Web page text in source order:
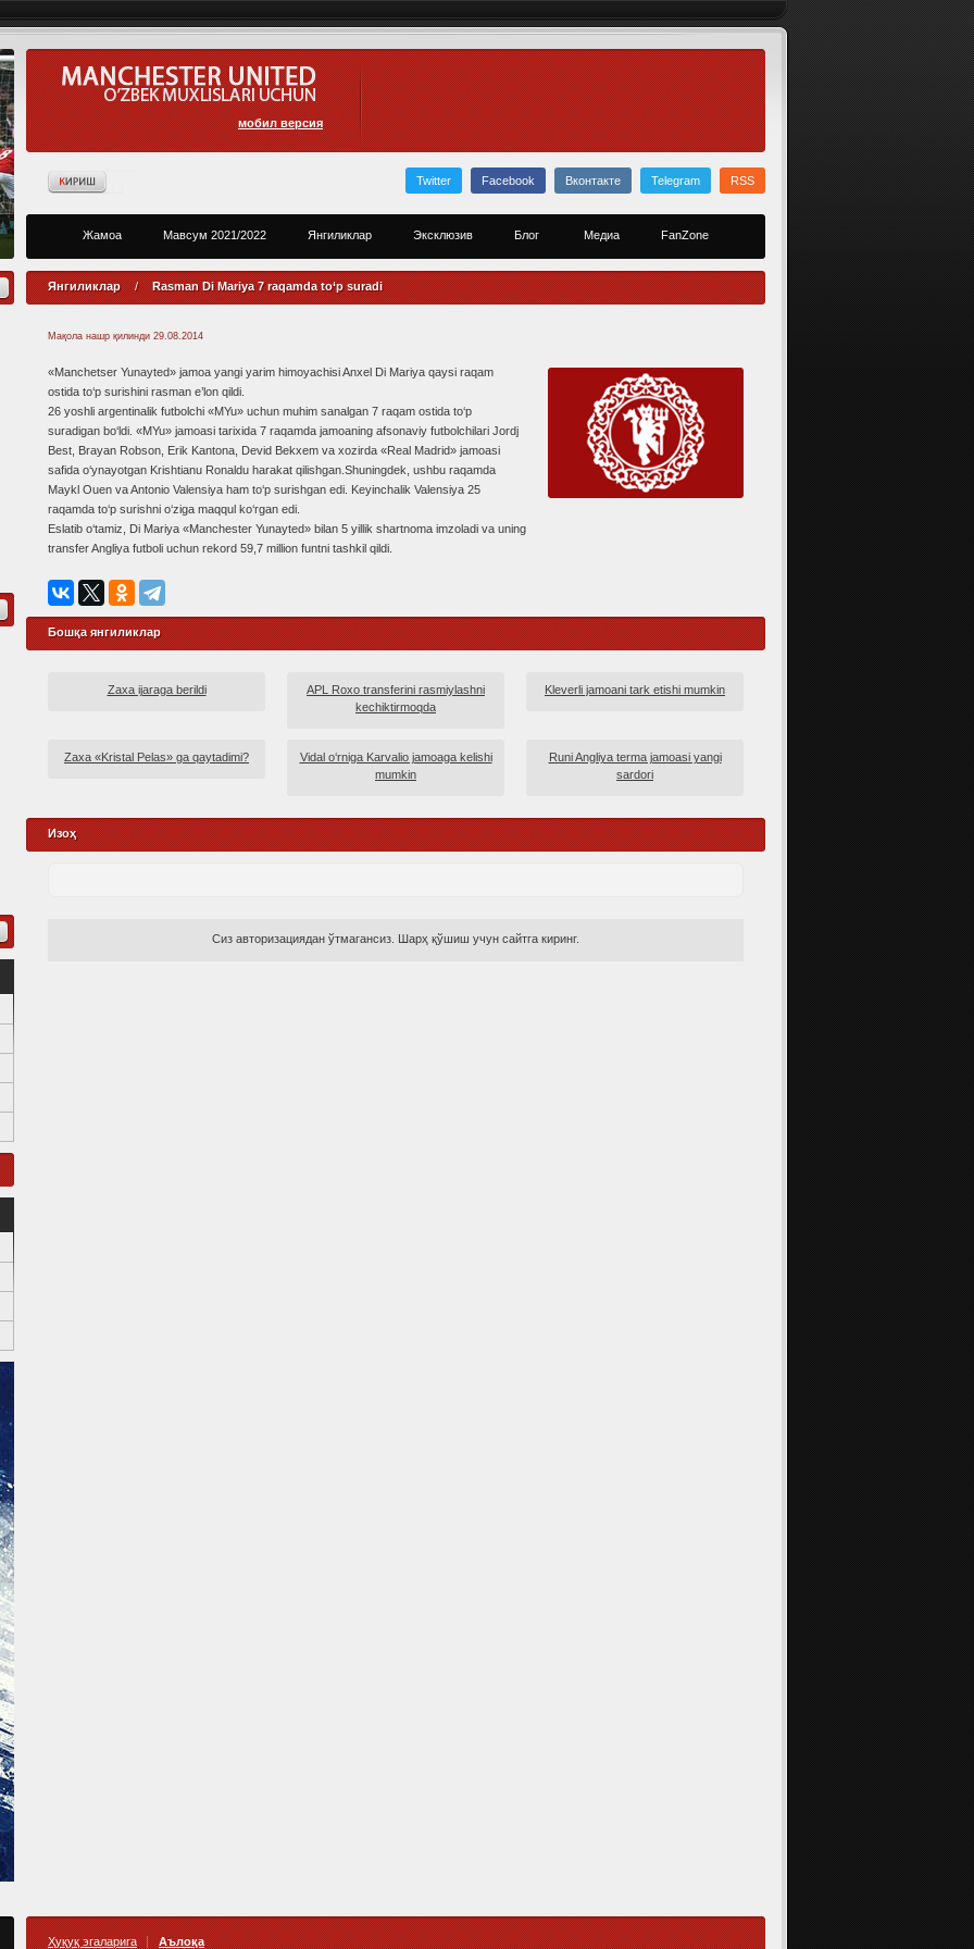
мобил версия
Twitter Facebook Вконтакте Telegram RSS
Жамоа Мавсум 2021/2022 Янгиликлар Эксклюзив Блог Медиа FanZone
Янгиликлар / Rasman Di Mariya 7 raqamda to‘p suradi
Мақола нашр қилинди 29.08.2014
«Manchetser Yunayted» jamoa yangi yarim himoyachisi Anxel Di Mariya qaysi raqam
ostida to‘p surishini rasman e’lon qildi.
26 yoshli argentinalik futbolchi «MYu» uchun muhim sanalgan 7 raqam ostida to‘p
suradigan bo‘ldi. «MYu» jamoasi tarixida 7 raqamda jamoaning afsonaviy futbolchilari Jordj
Best, Brayan Robson, Erik Kantona, Devid Bekxem va xozirda «Real Madrid» jamoasi
safida o‘ynayotgan Krishtianu Ronaldu harakat qilishgan.Shuningdek, ushbu raqamda
Maykl Ouen va Antonio Valensiya ham to‘p surishgan edi. Keyinchalik Valensiya 25
raqamda to‘p surishni o‘ziga maqqul ko‘rgan edi.
Eslatib o‘tamiz, Di Mariya «Manchester Yunayted» bilan 5 yillik shartnoma imzoladi va uning
transfer Angliya futboli uchun rekord 59,7 million funtni tashkil qildi.
Бошқа янгиликлар
Zaxa ijaraga berildi
APL Roxo transferini rasmiylashni
kechiktirmoqda
Kleverli jamoani tark etishi mumkin
Zaxa «Kristal Pelas» ga qaytadimi?
Vidal o‘rniga Karvalio jamoaga kelishi
mumkin
Runi Angliya terma jamoasi yangi
sardori
Изоҳ
Сиз авторизациядан ўтмагансиз. Шарҳ қўшиш учун сайтга киринг.
Ҳуқуқ эгаларига Аълоқа